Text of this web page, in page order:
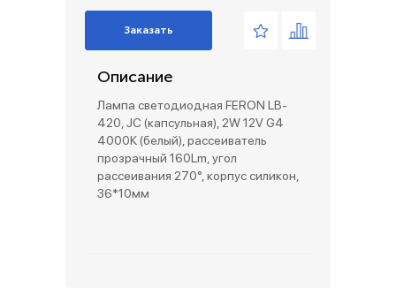
Заказать
Описание
Лампа светодиодная FERON LB-
420, JC (капсульная), 2W 12V G4
4000К (белый), рассеиватель
прозрачный 160Lm, угол
рассеивания 270°, корпус силикон,
36*10мм